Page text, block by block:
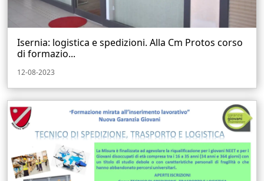
Isernia: logistica e spedizioni. Alla Cm Protos corso
di formazio...
12-08-2023